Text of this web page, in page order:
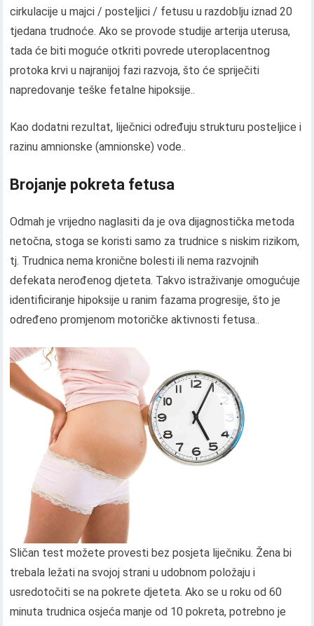
cirkulacije u majci / posteljici / fetusu u razdoblju iznad 20
tjedana trudnoće. Ako se provode studije arterija uterusa,
tada će biti moguće otkriti povrede uteroplacentnog
protoka krvi u najranijoj fazi razvoja, što će spriječiti
napredovanje teške fetalne hipoksije..
Kao dodatni rezultat, liječnici određuju strukturu posteljice i
razinu amnionske (amnionske) vode..
Brojanje pokreta fetusa
Odmah je vrijedno naglasiti da je ova dijagnostička metoda
netočna, stoga se koristi samo za trudnice s niskim rizikom,
tj. Trudnica nema kronične bolesti ili nema razvojnih
defekata nerođenog djeteta. Takvo istraživanje omogućuje
identificiranje hipoksije u ranim fazama progresije, što je
određeno promjenom motoričke aktivnosti fetusa..
Sličan test možete provesti bez posjeta liječniku. Žena bi
trebala ležati na svojoj strani u udobnom položaju i
usredotočiti se na pokrete djeteta. Ako se u roku od 60
minuta trudnica osjeća manje od 10 pokreta, potrebno je